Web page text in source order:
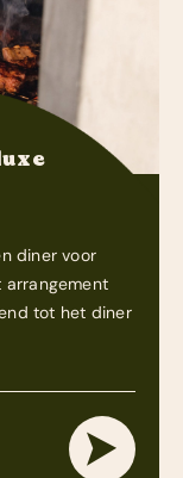
diner voor
arrangement
tot het diner